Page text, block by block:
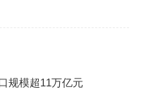
规模超11万亿元